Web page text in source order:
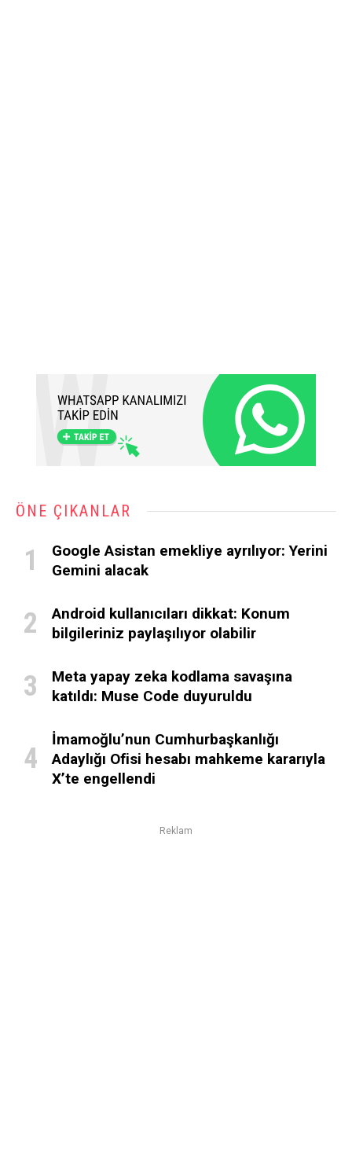
ÖNE ÇIKANLAR
Google Asistan emekliye ayrılıyor: Yerini
Gemini alacak
Android kullanıcıları dikkat: Konum
bilgileriniz paylaşılıyor olabilir
Meta yapay zeka kodlama savaşına
katıldı: Muse Code duyuruldu
İmamoğlu’nun Cumhurbaşkanlığı
Adaylığı Ofisi hesabı mahkeme kararıyla
X’te engellendi
Reklam